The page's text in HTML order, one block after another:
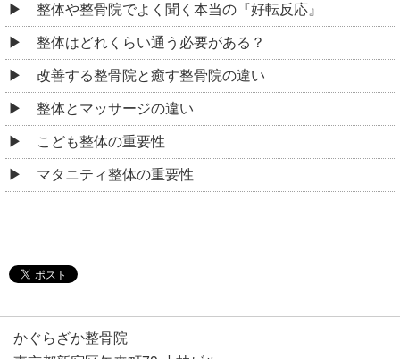
整体や整骨院でよく聞く本当の『好転反応』
整体はどれくらい通う必要がある？
改善する整骨院と癒す整骨院の違い
整体とマッサージの違い
こども整体の重要性
マタニティ整体の重要性
かぐらざか整骨院